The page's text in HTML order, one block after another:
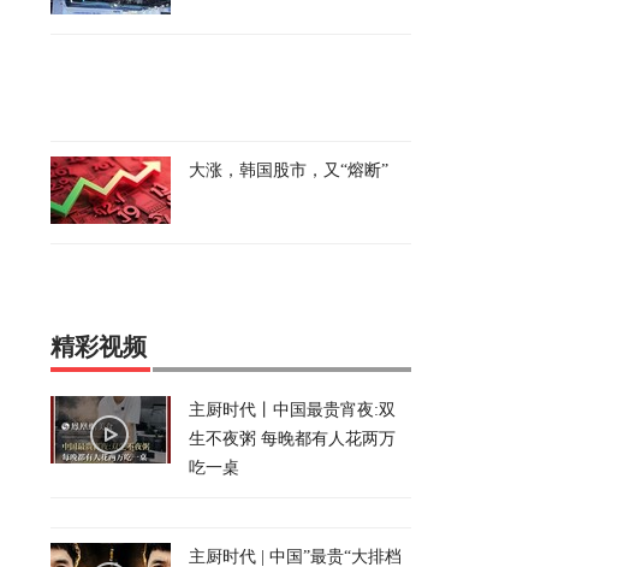
大涨，韩国股市，又“熔断”
精彩视频
主厨时代丨中国最贵宵夜:双
生不夜粥 每晚都有人花两万
吃一桌
主厨时代 | 中国”最贵“大排档